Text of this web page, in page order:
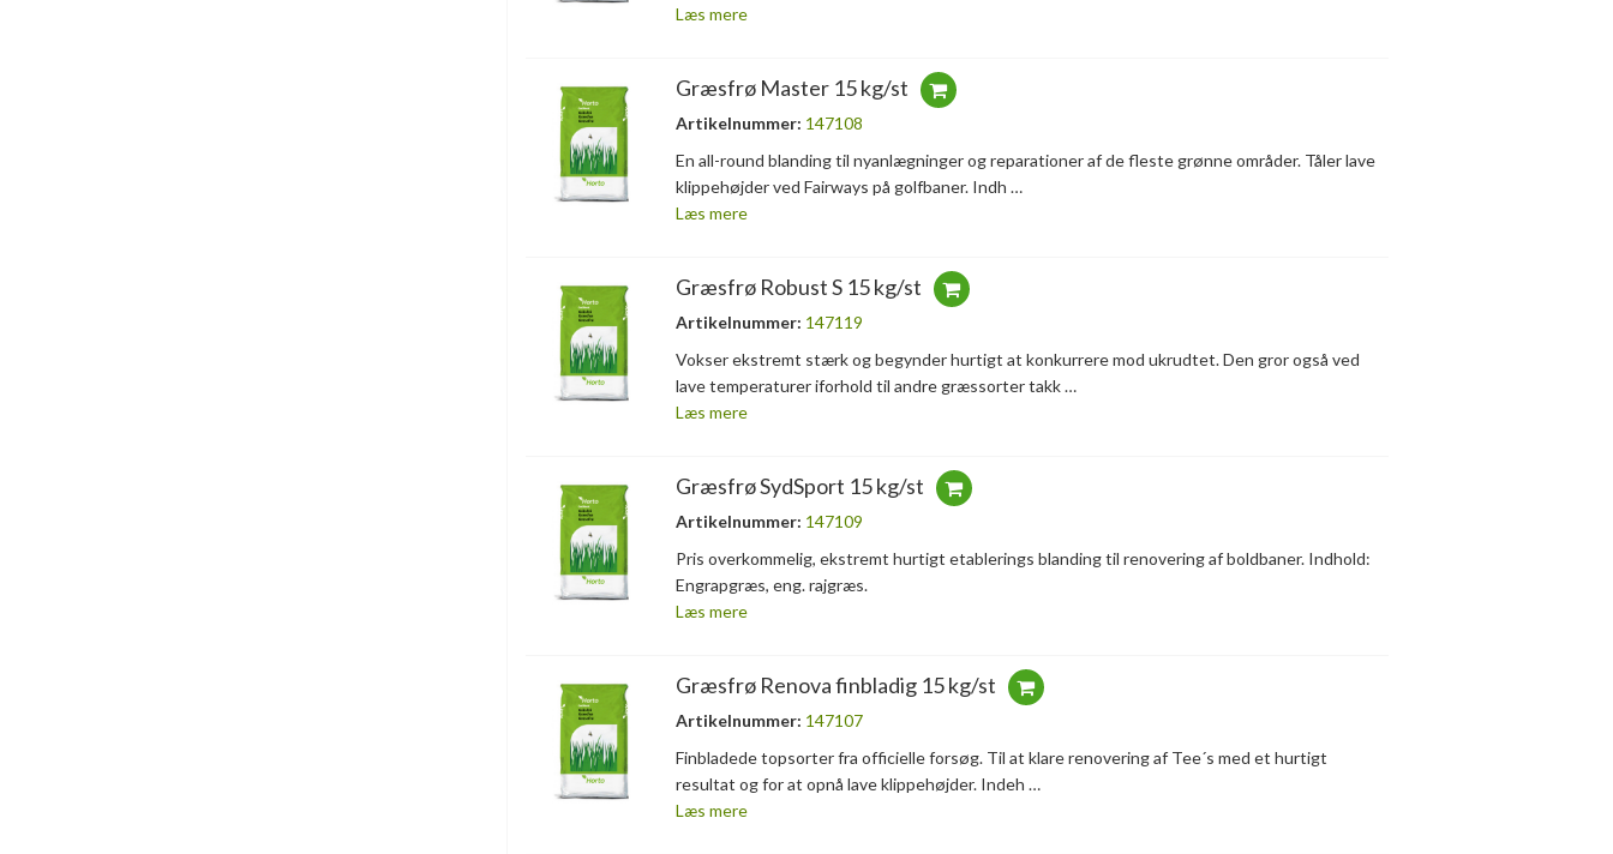
Læs mere
Græsfrø Master 15 kg/st
Artikelnummer: 147108
En all-round blanding til nyanlægninger og reparationer af de fleste grønne områder. Tåler lave
klippehøjder ved Fairways på golfbaner. Indh …
Læs mere
Græsfrø Robust S 15 kg/st
Artikelnummer: 147119
Vokser ekstremt stærk og begynder hurtigt at konkurrere mod ukrudtet. Den gror også ved
lave temperaturer iforhold til andre græssorter takk …
Læs mere
Græsfrø SydSport 15 kg/st
Artikelnummer: 147109
Pris overkommelig, ekstremt hurtigt etablerings blanding til renovering af boldbaner. Indhold:
Engrapgræs, eng. rajgræs.
Læs mere
Græsfrø Renova finbladig 15 kg/st
Artikelnummer: 147107
Finbladede topsorter fra officielle forsøg. Til at klare renovering af Tee´s med et hurtigt
resultat og for at opnå lave klippehøjder. Indeh …
Læs mere